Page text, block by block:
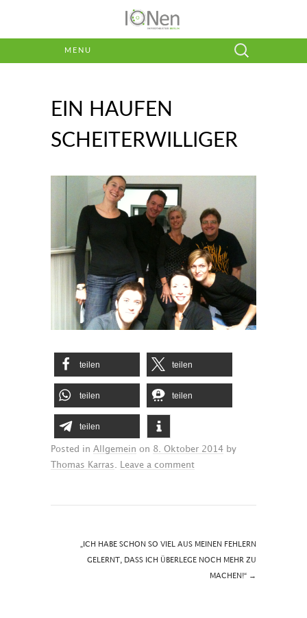
MENU
Suchen
EIN HAUFEN
SCHEITERWILLIGER
teilen teilen
teilen teilen
teilen
Posted in Allgemein on 8. Oktober 2014 by
Thomas Karras
Leave a comment
„ICH HABE SCHON SO VIEL AUS MEINEN FEHLERN
GELERNT, DASS ICH ÜBERLEGE NOCH MEHR ZU
MACHEN!“ →